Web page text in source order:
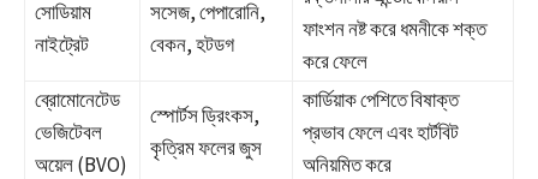
সোডিয়াম
নাইট্রেট
সসেজ, পেপারোনি,
বেকন, হটডগ
ফাংশন নষ্ট করে ধমনীকে শক্ত
করে ফেলে
ব্রোমোনেটেড
ভেজিটেবল
অয়েল (BVO)
স্পোর্টস ড্রিংকস,
কৃত্রিম ফলের জুস
কার্ডিয়াক পেশিতে বিষাক্ত
প্রভাব ফেলে এবং হার্টবিট
অনিয়মিত করে